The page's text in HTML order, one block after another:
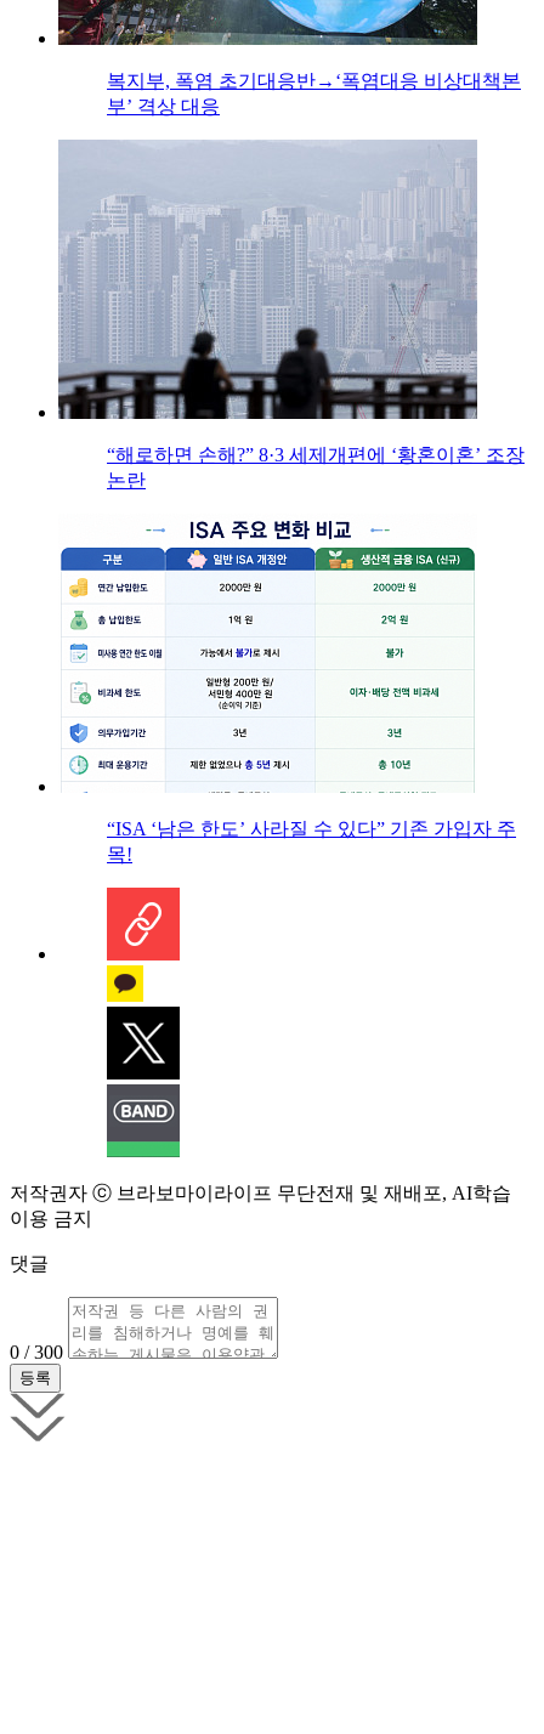
복지부, 폭염 초기대응반→‘폭염대응 비상대책본
부’ 격상 대응
“해로하면 손해?” 8·3 세제개편에 ‘황혼이혼’ 조장
논란
“ISA ‘남은 한도’ 사라질 수 있다” 기존 가입자 주
목!
저작권자 ⓒ 브라보마이라이프 무단전재 및 재배포, AI학습
이용 금지
댓글
0 / 300